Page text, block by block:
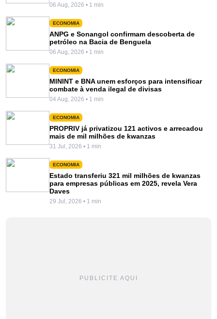
06 Aug, 2026 • 1 min
ECONOMIA
ANPG e Sonangol confirmam descoberta de
petróleo na Bacia de Benguela
06 Aug, 2026 • 1 min
ECONOMIA
MININT e BNA unem esforços para intensificar
combate à venda ilegal de divisas
04 Aug, 2026 • 1 min
ECONOMIA
PROPRIV já privatizou 121 activos e arrecadou
mais de mil milhões de kwanzas
31 Jul, 2026 • 1 min
ECONOMIA
Estado transferiu 321 mil milhões de kwanzas
para empresas públicas em 2025, revela Vera
Daves
29 Jul, 2026 • 1 min
PUBLICITE AQUI